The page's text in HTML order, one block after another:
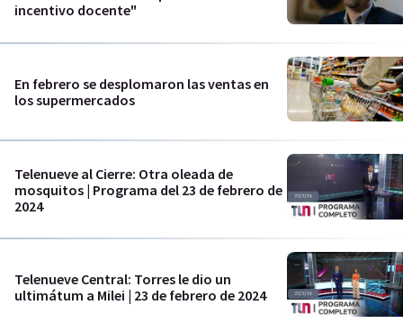
incentivo docente"
En febrero se desplomaron las ventas en
los supermercados
Telenueve al Cierre: Otra oleada de
mosquitos | Programa del 23 de febrero de
2024
Telenueve Central: Torres le dio un
ultimátum a Milei | 23 de febrero de 2024